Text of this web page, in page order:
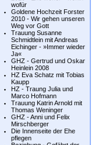
wofür
Goldene Hochzeit Forster
2010 - Wir gehen unseren
Weg vor Gott
Trauung Susanne
Schmidtlein mit Andreas
Eichinger - »Immer wieder
Ja«
GHZ - Gertrud und Oskar
Heinlein 2008
HZ Eva Schatz mit Tobias
Kaupp
HZ - Traung Julia und
Marco Hofmann
Trauung Katrin Arnold mit
Thomas Weninger
GHZ - Anni und Felix
Mirschberger
Die Innenseite der Ehe
pflegen